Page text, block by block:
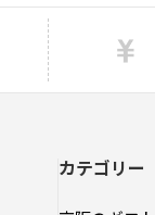
カテゴリー